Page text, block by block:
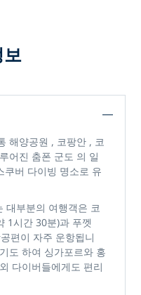
해양공원 , 코팡안 , 코
어진 춤폰 군도 의 일
쿠버 다이빙 명소로 유
대부분의 여행객은 코
1시간 30분)과 푸껫
편이 자주 운항됩니
도 하여 싱가포르와 홍
다이버들에게도 편리